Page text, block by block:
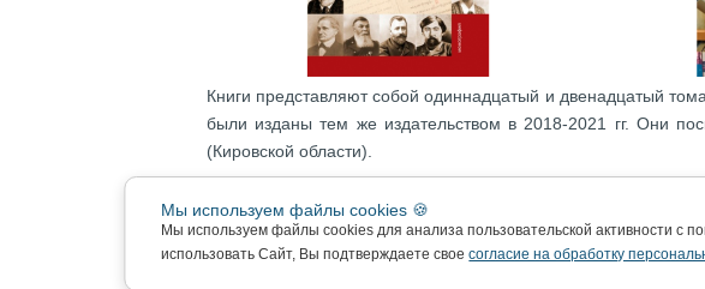
Книги представляют собой одиннадцатый и двенадцатый
были изданы тем же издательством в 2018-2021 гг. Они
(Кировской области).
прекрасно иллюстрированы; при этом некоторые
(дизайнер Ю.Д. Иванова). Ознакомиться с содержанием
скачать их с сайта университета (раздел «Научное
Мы используем файлы cookies 🍪
Мы используем файлы cookies для анализа пользовательской активности
использовать Сайт, Вы подтверждаете своесогласие на обработку